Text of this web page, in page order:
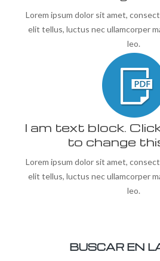
Lorem ipsum dolor sit amet,
elit tellus, luctus nec ullamcorper
leo.
I am text block.
to change
Lorem ipsum dolor sit amet,
elit tellus, luctus nec ullamcorper
leo.
BUSCAR EN